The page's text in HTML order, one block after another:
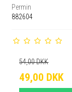
Permin
882604
54,00 DKK
49,00 DKK